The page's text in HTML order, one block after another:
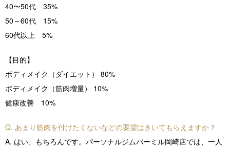
40〜50代 35%
50～60代 15%
60代以上 5%
【目的】
ボディメイク（ダイエット） 80%
ボディメイク（筋肉増量） 10%
健康改善 10%
Q. あまり筋肉を付けたくないなどの要望はきいてもらえますか？
A. はい、もちろんです。パーソナルジムパーミル岡崎店では、一人